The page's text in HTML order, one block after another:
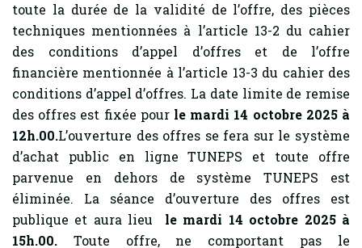
toute la durée de la validité de l’offre, des pièces
techniques mentionnées à l’article 13-2 du cahier
des conditions d’appel d’offres et de l’offre
financière mentionnée à l’article 13-3 du cahier des
conditions d’appel d’offres. La date limite de remise
des offres est fixée pour le mardi 14 octobre 2025 à
12h.00.L’ouverture des offres se fera sur le système
d’achat public en ligne TUNEPS et toute offre
parvenue en dehors de système TUNEPS est
éliminée. La séance d’ouverture des offres est
publique et aura lieu le mardi 14 octobre 2025 à
15h.00. Toute offre, ne comportant pas le